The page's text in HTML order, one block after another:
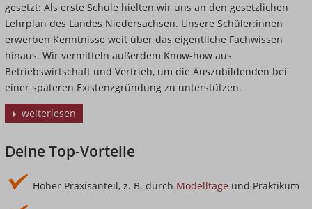
gesetzt: Als erste Schule hielten wir uns an den gesetzlichen
Lehrplan des Landes Niedersachsen. Unsere Schüler:innen
erwerben Kenntnisse weit über das eigentliche Fachwissen
hinaus. Wir vermitteln außerdem Know-how aus
Betriebswirtschaft und Vertrieb, um die Auszubildenden bei
einer späteren Existenzgründung zu unterstützen.
weiterlesen
Deine Top-Vorteile
Hoher Praxisanteil, z. B. durch Modelltage und Praktikum